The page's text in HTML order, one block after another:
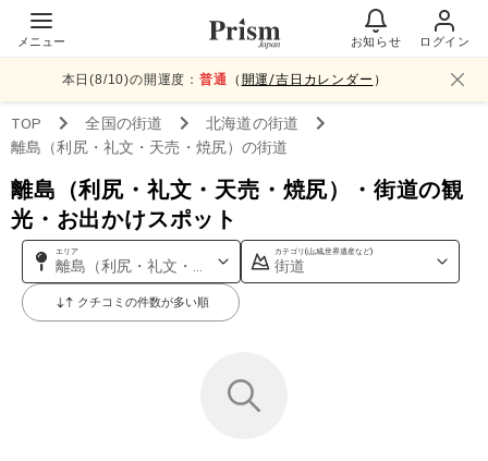
メニュー お知らせ ログイン
本日(8/10)の開運度：普通 （ 開運/吉日カレンダー ）
TOP 全国の街道 北海道の街道
離島（利尻・礼文・天売・焼尻）の街道
離島（利尻・礼文・天売・焼尻）・街道の観
光・お出かけスポット
エリア
離島（利尻・礼文・天売・焼尻）
カテゴリ(山,城,世界遺産など)
街道
クチコミの件数が多い順